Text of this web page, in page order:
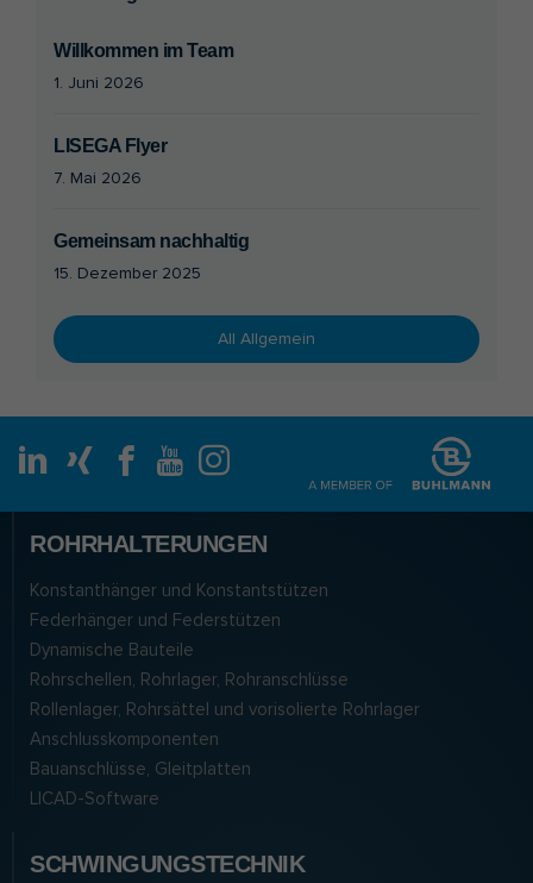
Willkommen im Team
1. Juni 2026
LISEGA Flyer
7. Mai 2026
Gemeinsam nachhaltig
15. Dezember 2025
All Allgemein
ROHRHALTERUNGEN
Konstanthänger und Konstantstützen
Federhänger und Federstützen
Dynamische Bauteile
Rohrschellen, Rohrlager, Rohranschlüsse
Rollenlager, Rohrsättel und vorisolierte Rohrlager
Anschlusskomponenten
Bauanschlüsse, Gleitplatten
LICAD-Software
SCHWINGUNGSTECHNIK